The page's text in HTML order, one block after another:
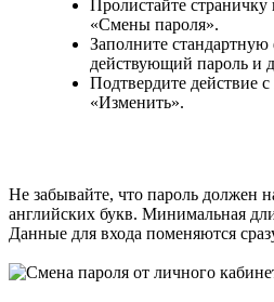
Пролистайте страничку
«Смены пароля».
Заполните
действующий пароль и
Подтвердите действие
«Изменить».
Не забывайте, что пароль должен
английских букв. Минимальная
Данные для входа поменяются